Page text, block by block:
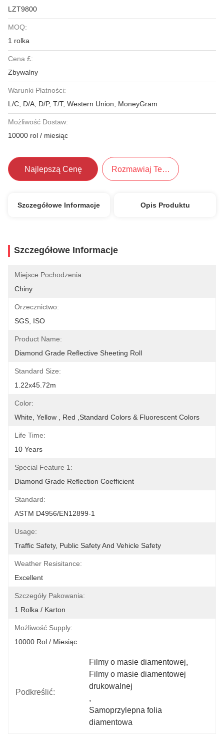
LZT9800
MOQ:
1 rolka
Cena £:
Zbywalny
Warunki Płatności:
L/C, D/A, D/P, T/T, Western Union, MoneyGram
Możliwość Dostaw:
10000 rol / miesiąc
Najlepszą Cenę Rozmawiaj Teraz.
Szczegółowe Informacje Opis Produktu
Szczegółowe Informacje
Miejsce Pochodzenia:
Chiny
Orzecznictwo:
SGS, ISO
Product Name:
Diamond Grade Reflective Sheeting Roll
Standard Size:
1.22x45.72m
Color:
White, Yellow , Red ,Standard Colors & Fluorescent Colors
Life Time:
10 Years
Special Feature 1:
Diamond Grade Reflection Coefficient
Standard:
ASTM D4956/EN12899-1
Usage:
Traffic Safety, Public Safety And Vehicle Safety
Weather Resisitance:
Excellent
Szczegóły Pakowania:
1 Rolka / Karton
Możliwość Supply:
10000 Rol / Miesiąc
Podkreślić:
Filmy o masie diamentowej,
Filmy o masie diamentowej
drukowalnej
,
Samoprzylepna folia
diamentowa